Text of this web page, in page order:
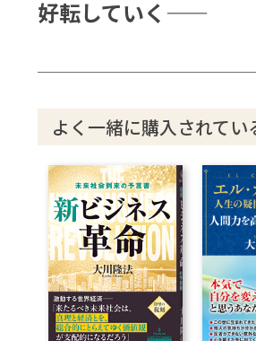
好転していく——
よく一緒に購入されてい